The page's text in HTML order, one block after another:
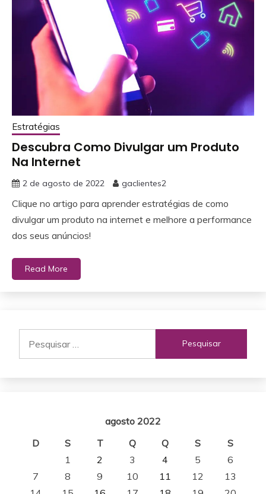
Estratégias
Descubra Como Divulgar um Produto
Na Internet
2 de agosto de 2022 gaclientes2
Clique no artigo para aprender estratégias de como
divulgar um produto na internet e melhore a performance
dos seus anúncios!
Read More
por:
agosto 2022
D
S T Q Q S
S
1
2 3 4 5
6
7
8 9 10 11 12
13